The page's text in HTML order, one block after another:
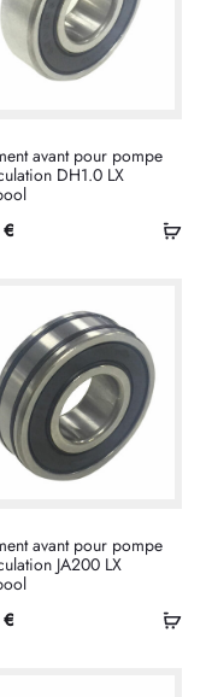
avant pour pompe
DH1.0 LX
€
avant pour pompe
JA200 LX
€